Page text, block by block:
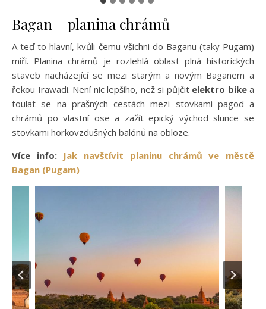
Bagan – planina chrámů
A teď to hlavní, kvůli čemu všichni do Baganu (taky Pugam)
míří. Planina chrámů je rozlehlá oblast plná historických
staveb nacházející se mezi starým a novým Baganem a
řekou Irawadi. Není nic lepšího, než si půjčitelektro bikea
toulat se na prašných cestách mezi stovkami pagod a
chrámů po vlastní ose a zažít epický východ slunce se
stovkami horkovzdušných balónů na obloze.
Více info: Jak navštívit planinu chrámů ve městě
Bagan (Pugam)